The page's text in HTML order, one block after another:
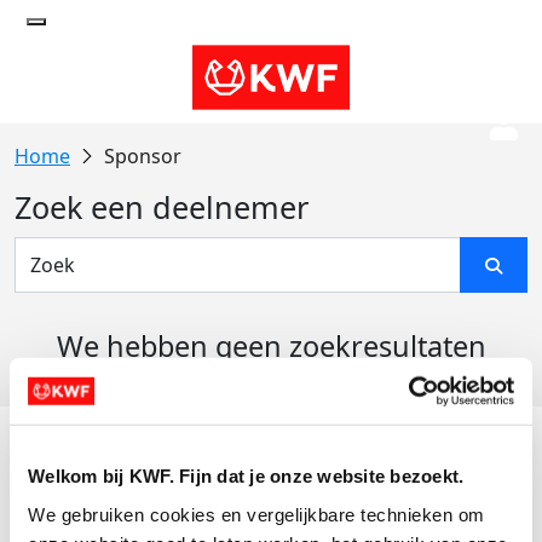
Welkom bij KWF. Fijn dat je onze website bezoekt.
We gebruiken cookies en vergelijkbare technieken om
Sponsor
Zoek een deelnemer
We hebben geen zoekresultaten
Actiematerialen
Evenementen